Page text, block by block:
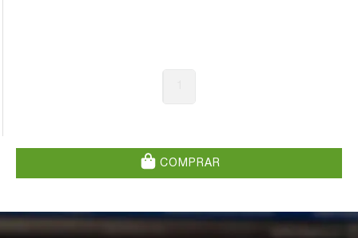
COMPRAR